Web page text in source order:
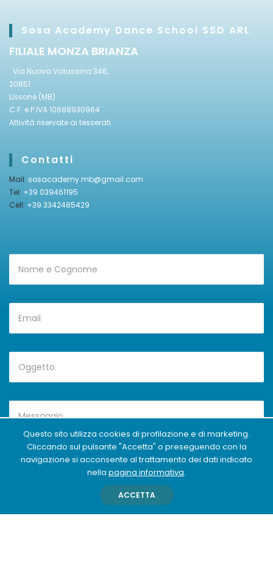
Sosa Academy Dance School SSD ARL
FILIALE MONZA BRIANZA
Via Nuova Valassina 346,
20851
Lissone (MB)
C.F. e P.IVA 10688930964
Attività riservate ai tesserati
Contatti
Mail: sosacademy.mb@gmail.com
Tel: +39 039461195
Cell: +39 3342485429
Questo sito utilizza cookies di profilazione e di marketing.
Cliccando sul pulsante "Accetta" o preseguendo con la
navigazione si acconsente al trattamento dei dati indicato
nella pagina informativa.
ACCETTA